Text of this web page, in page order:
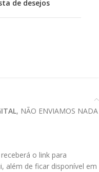
de desejos
, NÃO ENVIAMOS NADA
o link para
além de ficar disponível em